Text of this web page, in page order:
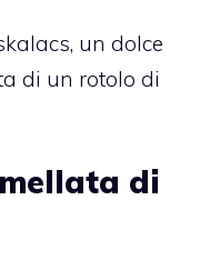
un dolce
di un rotolo di
di